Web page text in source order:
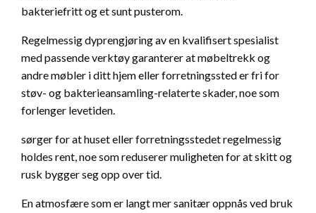
bakteriefritt og et sunt pusterom.
Regelmessig dyprengjøring av en kvalifisert spesialist
med passende verktøy garanterer at møbeltrekk og
andre møbler i ditt hjem eller forretningssted er fri for
støv- og bakterieansamling-relaterte skader, noe som
forlenger levetiden.
sørger for at huset eller forretningsstedet regelmessig
holdes rent, noe som reduserer muligheten for at skitt og
rusk bygger seg opp over tid.
En atmosfære som er langt mer sanitær oppnås ved bruk